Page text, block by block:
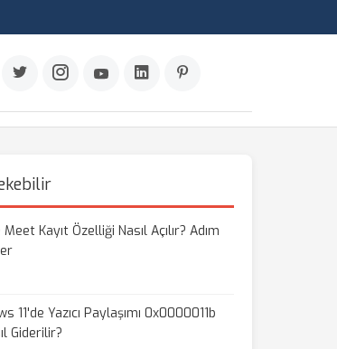
Kayıt Özelliği Nasıl Açılır? Adım
11'de Yazıcı Paylaşımı 0x0000011b
Giderilir?